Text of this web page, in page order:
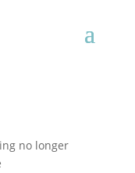
no longer